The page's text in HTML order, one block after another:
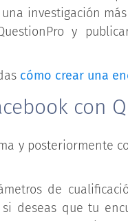
investigación
y
cómo crear una
con
y posteriormente
de
deseas que tu